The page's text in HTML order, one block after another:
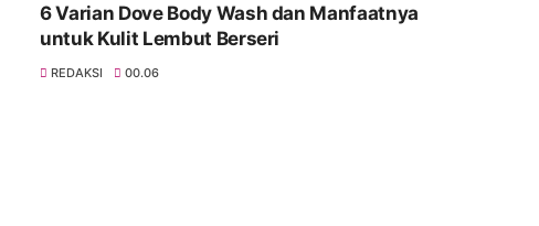
6 Varian Dove Body Wash dan Manfaatnya
untuk Kulit Lembut Berseri
REDAKSI 00.06